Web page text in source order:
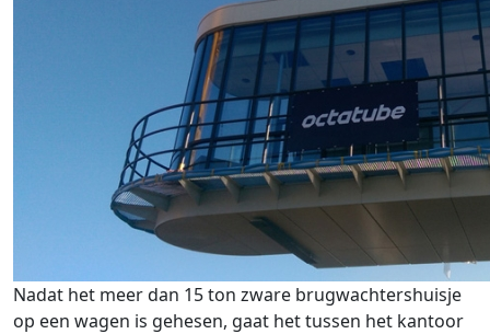
Nadat het meer dan 15 ton zware brugwachtershuisje
op een wagen is gehesen, gaat het tussen het kantoor